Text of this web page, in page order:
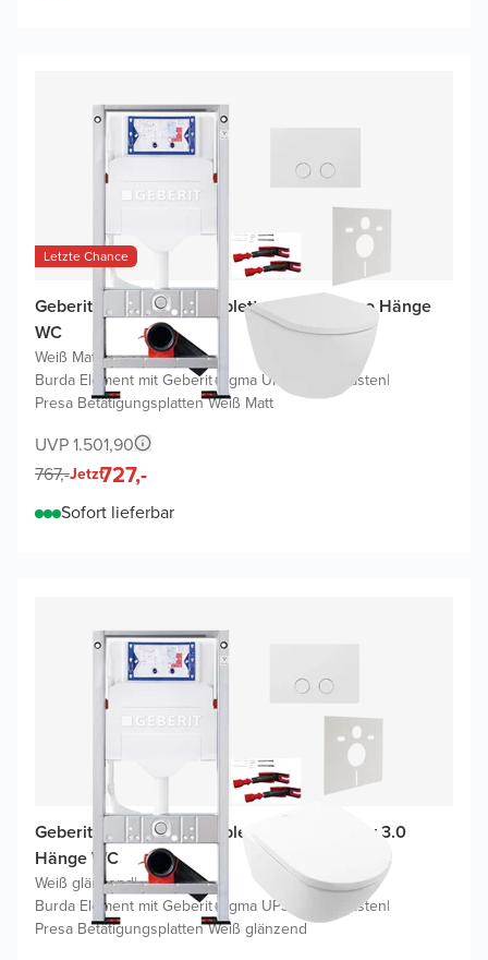
Letzte Chance
Geberit UP320 WC Komplettset mit Moreno Hänge
WC
Weiß Matt |
Burda Element mit Geberit Sigma UP320 Spülkasten|
Presa Betätigungsplatten Weiß Matt
UVP 1.501,90
767,-Jetzt727,-
Sofort lieferbar
Geberit UP320 WC Komplettset mit Subway 3.0
Hänge WC
Weiß glänzend|
Burda Element mit Geberit Sigma UP320 Spülkasten|
Presa Betätigungsplatten Weiß glänzend